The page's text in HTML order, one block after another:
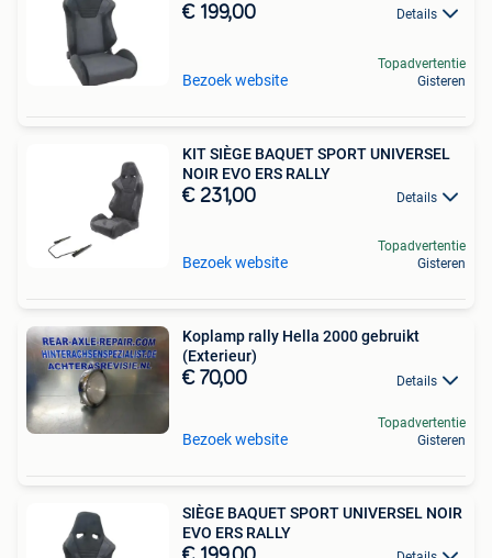
€ 199,00 Details
Bezoek website
Topadvertentie
Gisteren
KIT SIÈGE BAQUET SPORT UNIVERSEL
NOIR EVO ERS RALLY
€ 231,00 Details
Bezoek website
Topadvertentie
Gisteren
Koplamp rally Hella 2000 gebruikt
(Exterieur)
€ 70,00 Details
Bezoek website
Topadvertentie
Gisteren
SIÈGE BAQUET SPORT UNIVERSEL NOIR
EVO ERS RALLY